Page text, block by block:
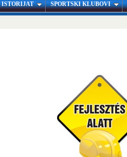
ISTORIJAT SPORTSKI KLUBOVI